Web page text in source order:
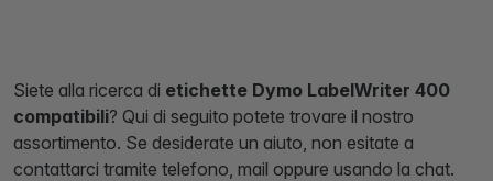
Siete alla ricerca di etichette Dymo LabelWriter 400
compatibili? Qui di seguito potete trovare il nostro
assortimento. Se desiderate un aiuto, non esitate a
contattarci tramite telefono, mail oppure usando la chat.